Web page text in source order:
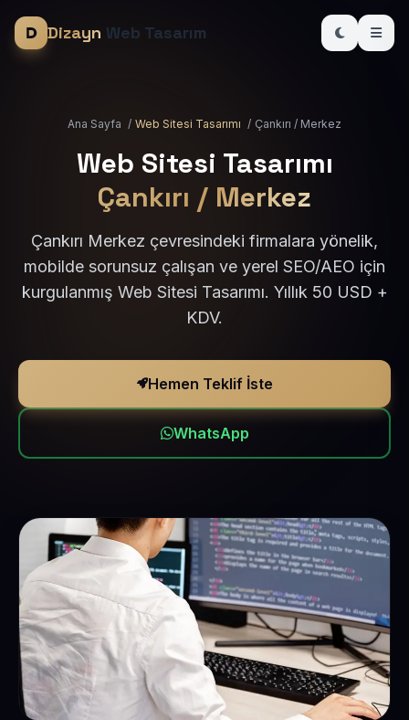
Dizayn Web Tasarım
Ana Sayfa / Web Sitesi Tasarımı / Çankırı / Merkez
Web Sitesi Tasarımı
Çankırı / Merkez
Çankırı Merkez çevresindeki firmalara yönelik,
mobilde sorunsuz çalışan ve yerel SEO/AEO için
kurgulanmış Web Sitesi Tasarımı. Yıllık 50 USD +
KDV.
Hemen Teklif İste
WhatsApp